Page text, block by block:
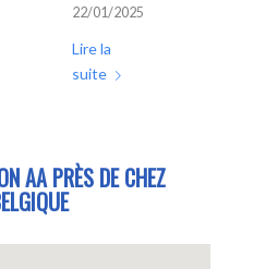
22/01/2025
Lire la
suite
AA PRÈS DE CHEZ